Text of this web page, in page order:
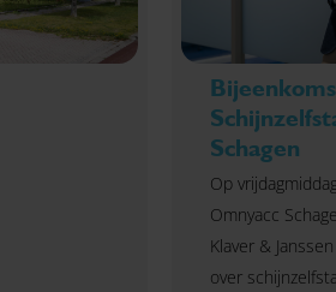
Schagen
Op
Omnyacc
Klaver &
over